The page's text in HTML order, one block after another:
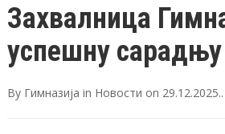
Захвалница
успешну сарадњу
By Гимназија in Новости on 29.12.2025..